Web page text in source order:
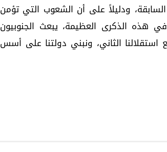
السابقة، ودليلاً على أن الشعوب التي تؤمن
هذه الذكرى العظيمة، يبعث الجنوبيون
استقلالنا الثاني، ونبني دولتنا على أسس